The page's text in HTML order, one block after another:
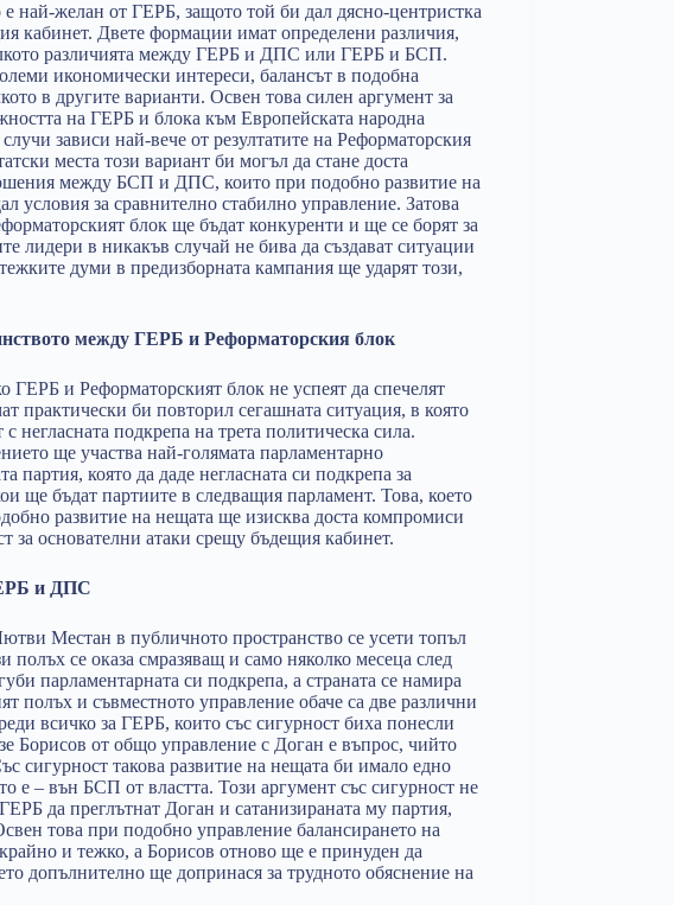
е най-желан от ГЕРБ, защото той би дал дясно-центристка
кабинет. Двете формации имат определени различия,
различията между ГЕРБ и ДПС или ГЕРБ и БСП.
икономически интереси, балансът в подобна
в другите варианти. Освен това силен аргумент за
на ГЕРБ и блока към Европейската народна
зависи най-вече от резултатите на Реформаторския
места този вариант би могъл да стане доста
между БСП и ДПС, които при подобно развитие на
условия за сравнително стабилно управление. Затова
блок ще бъдат конкуренти и ще се борят за
лидери в никакъв случай не бива да създават ситуации
думи в предизборната кампания ще ударят този,
между ГЕРБ и Реформаторския блок
ГЕРБ и Реформаторският блок не успеят да спечелят
практически би повторил сегашната ситуация, в която
негласната подкрепа на трета политическа сила.
ще участва най-голямата парламентарно
партия, която да даде негласната си подкрепа за
ще бъдат партиите в следващия парламент. Това, което
развитие на нещата ще изисква доста компромиси
за основателни атаки срещу бъдещия кабинет.
и ДПС
Местан в публичното пространство се усети топъл
се оказа смразяващ и само няколко месеца след
парламентарната си подкрепа, а страната се намира
полъх и съвместното управление обаче са две различни
всичко за ГЕРБ, които със сигурност биха понесли
Борисов от общо управление с Доган е въпрос, чийто
сигурност такова развитие на нещата би имало едно
е – вън БСП от властта. Този аргумент със сигурност не
да преглътнат Доган и сатанизираната му партия,
това при подобно управление балансирането на
и тежко, а Борисов отново ще е принуден да
допълнително ще допринася за трудното обяснение на